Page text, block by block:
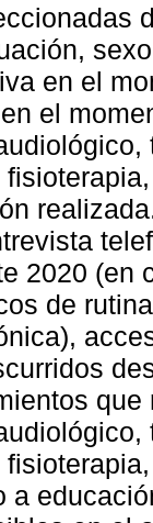
en el
el
2020 (en
de
a